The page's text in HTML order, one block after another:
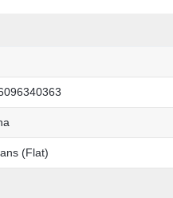
(Flat)